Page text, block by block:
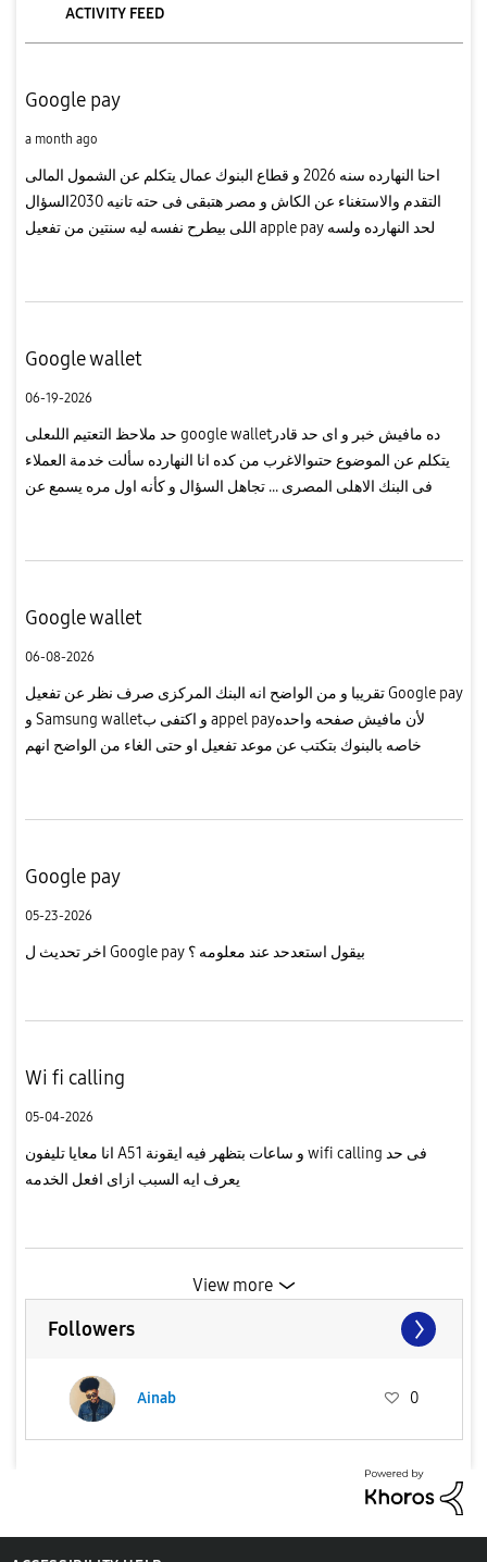
ACTIVITY FEED
Google pay
a month ago
احنا النهارده سنه 2026 و قطاع البنوك عمال يتكلم عن الشمول المالى
التقدم والاستغناء عن الكاش و مصر هتبقى فى حته تانيه 2030السؤال
اللى بيطرح نفسه ليه سنتين من تفعيل apple pay لحد النهارده ولسه
Google wallet
06-19-2026
حد ملاحظ التعتيم اللىعلى google walletده مافيش خبر و اى حد قادر
يتكلم عن الموضوع حتىوالاغرب من كده انا النهارده سألت خدمة العملاء
فى البنك الاهلى المصرى ... تجاهل السؤال و كأنه اول مره يسمع عن
Google wallet
06-08-2026
تقريبا و من الواضح انه البنك المركزى صرف نظر عن تفعيل Google pay
و Samsung walletو اكتفى ب appel payلأن مافيش صفحه واحده
خاصه بالبنوك بتكتب عن موعد تفعيل او حتى الغاء من الواضح انهم
Google pay
05-23-2026
اخر تحديث ل Google pay بيقول استعدحد عند معلومه ؟
Wi fi calling
05-04-2026
انا معايا تليفون A51 و ساعات بتظهر فيه ايقونة wifi calling فى حد
يعرف ايه السبب ازاى افعل الخدمه
View more
Followers
Ainab 0